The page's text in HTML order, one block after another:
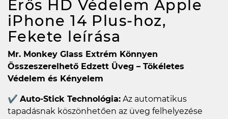
Erős HD Védelem Apple
iPhone 14 Plus-hoz,
Fekete leírása
Mr. Monkey Glass Extrém Könnyen
Összeszerelhető Edzett Üveg – Tökéletes
Védelem és Kényelem
✔ Auto-Stick Technológia: Az automatikus
tapadásnak köszönhetően az üveg felhelyezése